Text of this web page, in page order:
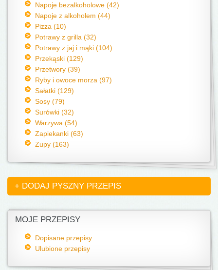
Napoje bezalkoholowe (42)
Napoje z alkoholem (44)
Pizza (10)
Potrawy z grilla (32)
Potrawy z jaj i mąki (104)
Przekąski (129)
Przetwory (39)
Ryby i owoce morza (97)
Sałatki (129)
Sosy (79)
Surówki (32)
Warzywa (54)
Zapiekanki (63)
Zupy (163)
+ DODAJ PYSZNY PRZEPIS
MOJE PRZEPISY
Dopisane przepisy
Ulubione przepisy